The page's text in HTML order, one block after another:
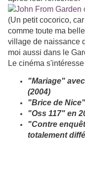
(Un petit cocorico,
comme toute ma
village de naissance
moi aussi dans le
Le cinéma
"Mariage"
(2004)
"Brice de
"Oss 117" en
"Contre
totalement